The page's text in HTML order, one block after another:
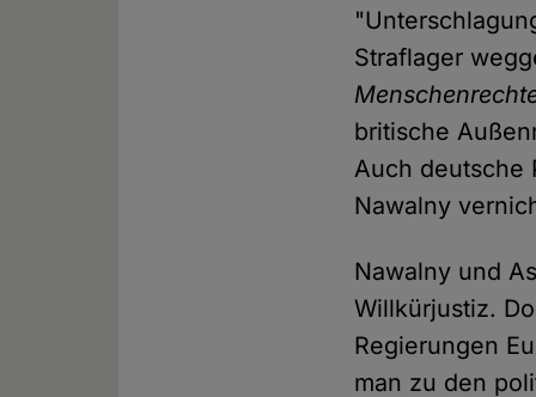
Straflager
britische
Auch deutsche
Nawalny
Nawalny und
Willkürjustiz.
Regierungen
man zu den